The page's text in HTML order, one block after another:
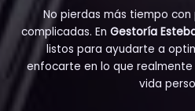
No pierdas más tiempo
complicadas. En Gestoría
listos para ayudarte a
enfocarte en lo que
vida